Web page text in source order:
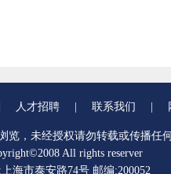
人才招聘 联系我们
览，未经授权请勿转载或传播任
All rights reserver
海市泰安路74号 邮编:200052